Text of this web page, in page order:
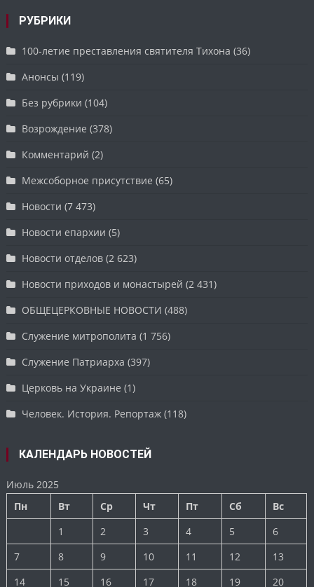
РУБРИКИ
100-летие преставления святителя Тихона (36)
Анонсы (119)
Без рубрики (104)
Возрождение (378)
Комментарий (2)
Межсоборное присутствие (65)
Новости (7 473)
Новости епархии (5)
Новости отделов (2 623)
Новости приходов и монастырей (2 431)
ОБЩЕЦЕРКОВНЫЕ НОВОСТИ (488)
Служение митрополита (1 756)
Служение Патриарха (397)
Церковь на Украине (1)
Человек. История. Репортаж (118)
КАЛЕНДАРЬ НОВОСТЕЙ
Июль 2025
Пн
Вт Ср Чт Пт Сб
Вс
1
2 3 4 5
6
7
8 9 10 11 12
13
14
15 16 17 18 19 20